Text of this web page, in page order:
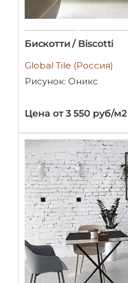
Бискотти / Biscotti
Global Tile (Россия)
Рисунок: Оникс
Цена от 3 550 руб/м2